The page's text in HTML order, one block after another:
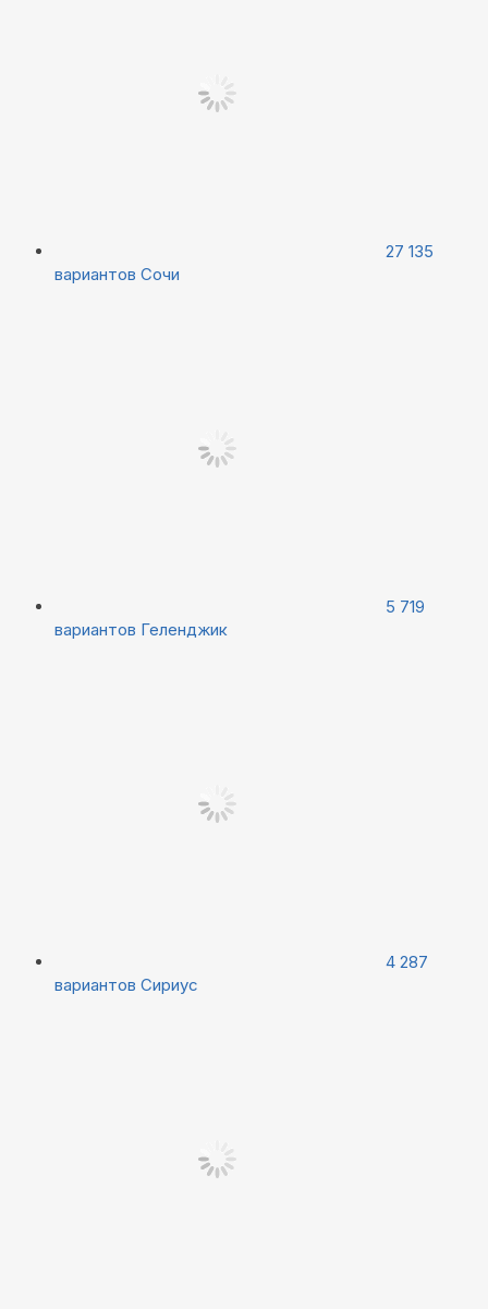
27 135
вариантов Сочи
5 719
вариантов Геленджик
4 287
вариантов Сириус